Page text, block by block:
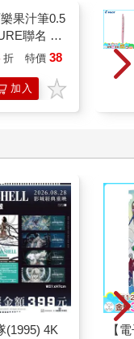
果汁筆0.5
聯名 葡
限量)
折 特價 38
加入
(1995) 4K
【